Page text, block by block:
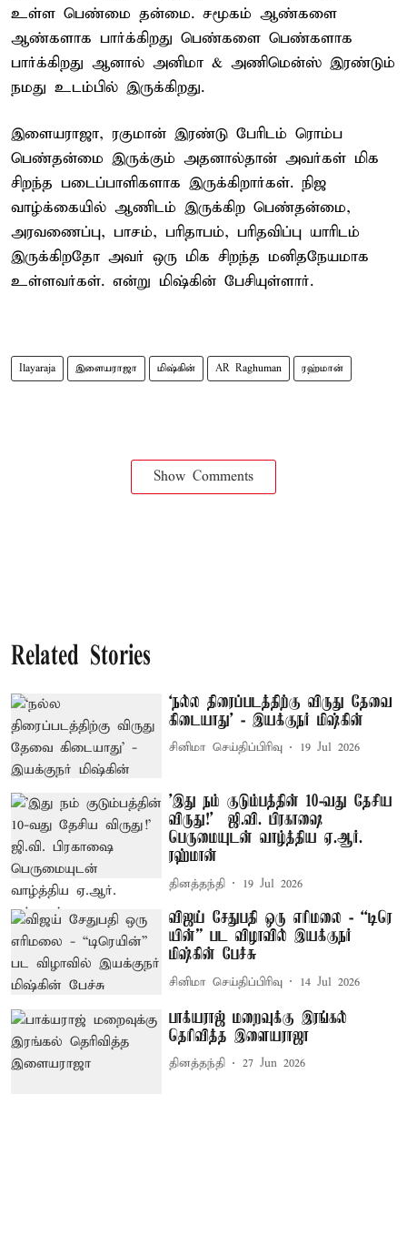
உள்ள பெண்மை தன்மை. சமூகம் ஆண்களை
ஆண்களாக பார்க்கிறது பெண்களை பெண்களாக
பார்க்கிறது ஆனால் அனிமா & அணிமென்ஸ் இரண்டும்
நமது உடம்பில் இருக்கிறது.
இளையராஜா, ரகுமான் இரண்டு பேரிடம் ரொம்ப
பெண்தன்மை இருக்கும் அதனால்தான் அவர்கள் மிக
சிறந்த படைப்பாளிகளாக இருக்கிறார்கள். நிஜ
வாழ்க்கையில் ஆணிடம் இருக்கிற பெண்தன்மை,
அரவணைப்பு, பாசம், பரிதாபம், பரிதவிப்பு யாரிடம்
இருக்கிறதோ அவர் ஒரு மிக சிறந்த மனிதநேயமாக
உள்ளவர்கள். என்று மிஷ்கின் பேசியுள்ளார்.
Ilayaraja இளையராஜா மிஷ்கின் AR Raghuman ரஹ்மான்
Show Comments
Related Stories
‘நல்ல திரைப்படத்திற்கு விருது தேவை
கிடையாது’ - இயக்குநர் மிஷ்கின்
சினிமா செய்திப்பிரிவு 19 Jul 2026
'இது நம் குடும்பத்தின் 10-வது தேசிய
விருது!' – ஜி.வி. பிரகாஷை
பெருமையுடன் வாழ்த்திய ஏ.ஆர்.
ரஹ்மான்
தினத்தந்தி 19 Jul 2026
விஜய் சேதுபதி ஒரு எரிமலை - “டிரெ​
யின்” பட விழாவில் இயக்குநர்
மிஷ்கின் பேச்சு
சினிமா செய்திப்பிரிவு 14 Jul 2026
பாக்யராஜ் மறைவுக்கு இரங்கல்
தெரிவித்த இளையராஜா
தினத்தந்தி 27 Jun 2026